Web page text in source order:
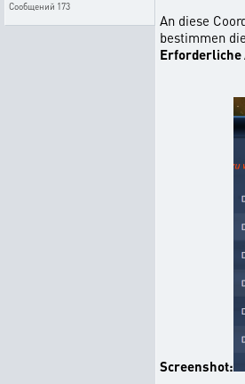
Сообщений 173
An diese
bestimmen
Erforderliche
Screenshot: